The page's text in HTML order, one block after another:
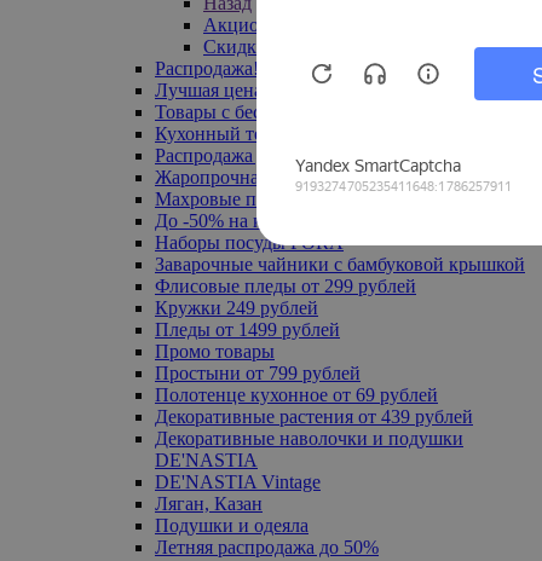
Акционные товары
Скидка 20% по промокоду
Распродажа! Ульяновск до -70%
Лучшая цена
Товары с бесплатной доставкой
Кухонный текстиль
Распродажа до -50%
Жаропрочная посуда
Махровые полотенца
До -50% на ковры
Наборы посуды FORA
Заварочные чайники с бамбуковой крышкой
Флисовые пледы от 299 рублей
Кружки 249 рублей
Пледы от 1499 рублей
Промо товары
Простыни от 799 рублей
Полотенце кухонное от 69 рублей
Декоративные растения от 439 рублей
Декоративные наволочки и подушки
DE'NASTIA
DE'NASTIA Vintage
Ляган, Казан
Подушки и одеяла
Летняя распродажа до 50%